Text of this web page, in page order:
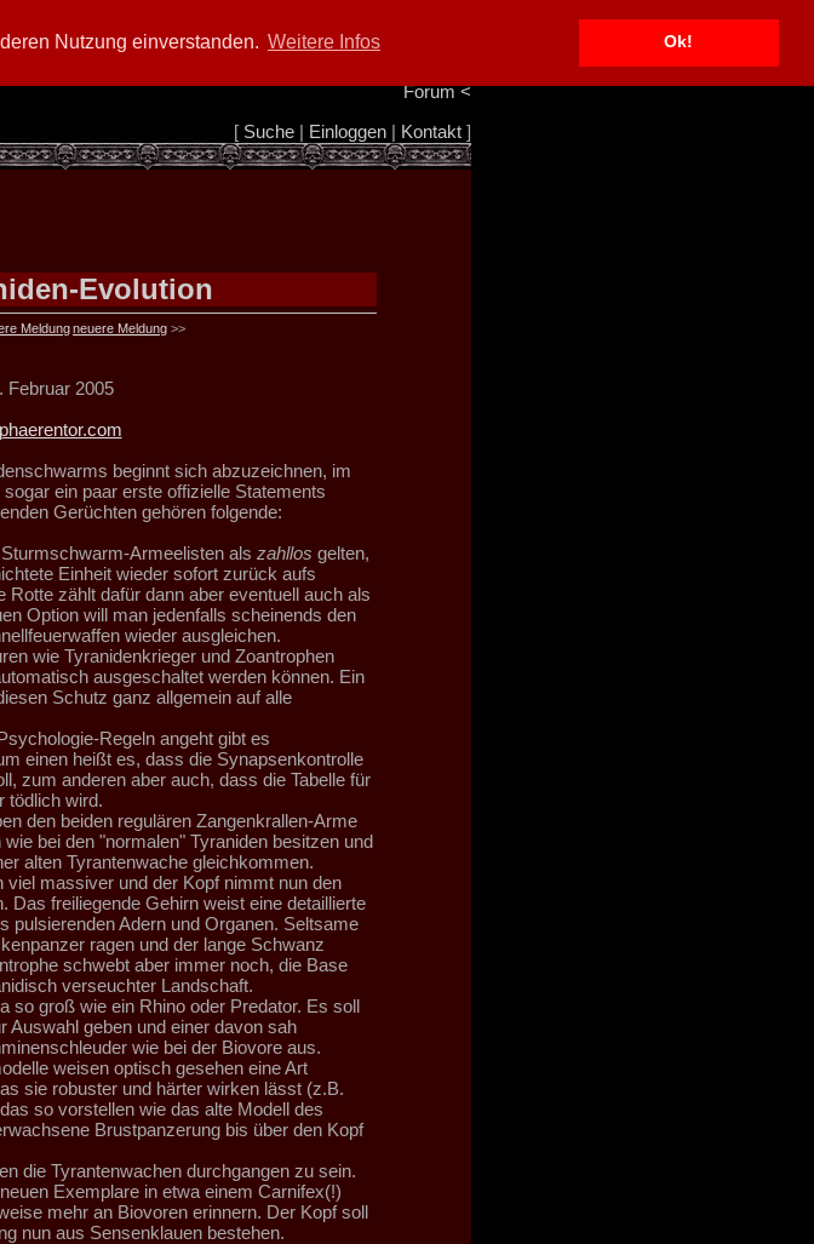
Nutzung einverstanden. Weitere Infos Ok!
Info/Impressum
Forum<
[ Suche| Einloggen| Kontakt]
Evolution
Meldungneuere Meldung >>
Februar 2005
beginnt sich abzuzeichnen, im
ein paar erste offizielle Statements
Gerüchten gehören folgende:
Armeelisten als zahllos gelten,
Einheit wieder sofort zurück aufs
Rotte zählt dafür dann aber eventuell auch als
Option will man jedenfalls scheinends den
wieder ausgleichen.
wie Tyranidenkrieger und Zoantrophen
ausgeschaltet werden können. Ein
Schutz ganz allgemein auf alle
Regeln angeht gibt es
einen heißt es, dass die Synapsenkontrolle
zum anderen aber auch, dass die Tabelle für
tödlich wird.
den beiden regulären Zangenkrallen-Arme
bei den "normalen" Tyraniden besitzen und
alten Tyrantenwache gleichkommen.
viel massiver und der Kopf nimmt nun den
Das freiliegende Gehirn weist eine detaillierte
pulsierenden Adern und Organen. Seltsame
ragen und der lange Schwanz
schwebt aber immer noch, die Base
verseuchter Landschaft.
so groß wie ein Rhino oder Predator. Es soll
Auswahl geben und einer davon sah
wie bei der Biovore aus.
weisen optisch gesehen eine Art
sie robuster und härter wirken lässt (z.B.
so vorstellen wie das alte Modell des
Brustpanzerung bis über den Kopf
die Tyrantenwachen durchgangen zu sein.
Exemplare in etwa einem Carnifex(!)
mehr an Biovoren erinnern. Der Kopf soll
nun aus Sensenklauen bestehen.